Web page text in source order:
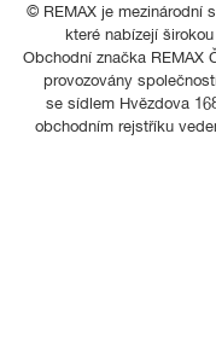
© REMAX je mezinárodní
které nabízejí
Obchodní značka REMAX
provozovány
se sídlem Hvězdova
obchodním rejstříku